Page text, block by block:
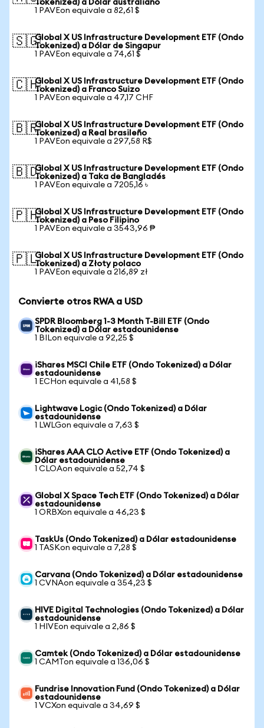
Tokenized) a Dólar australiano
1 PAVEon equivale a 82,61 $
🇸🇬Global X US Infrastructure Development ETF (Ondo
Tokenized) a Dólar de Singapur
1 PAVEon equivale a 74,61 $
🇨🇭Global X US Infrastructure Development ETF (Ondo
Tokenized) a Franco Suizo
1 PAVEon equivale a 47,17 CHF
🇧🇷Global X US Infrastructure Development ETF (Ondo
Tokenized) a Real brasileño
1 PAVEon equivale a 297,58 R$
🇧🇩Global X US Infrastructure Development ETF (Ondo
Tokenized) a Taka de Bangladés
1 PAVEon equivale a 7205,16 ৳
🇵🇭Global X US Infrastructure Development ETF (Ondo
Tokenized) a Peso Filipino
1 PAVEon equivale a 3543,96 ₱
🇵🇱Global X US Infrastructure Development ETF (Ondo
Tokenized) a Złoty polaco
1 PAVEon equivale a 216,89 zł
Convierte otros RWA a USD
SPDR Bloomberg 1-3 Month T-Bill ETF (Ondo
Tokenized) a Dólar estadounidense
1 BILon equivale a 92,25 $
iShares MSCI Chile ETF (Ondo Tokenized) a Dólar
estadounidense
1 ECHon equivale a 41,58 $
Lightwave Logic (Ondo Tokenized) a Dólar
estadounidense
1 LWLGon equivale a 7,63 $
iShares AAA CLO Active ETF (Ondo Tokenized) a
Dólar estadounidense
1 CLOAon equivale a 52,74 $
Global X Space Tech ETF (Ondo Tokenized) a Dólar
estadounidense
1 ORBXon equivale a 46,23 $
TaskUs (Ondo Tokenized) a Dólar estadounidense
1 TASKon equivale a 7,28 $
Carvana (Ondo Tokenized) a Dólar estadounidense
1 CVNAon equivale a 354,23 $
HIVE Digital Technologies (Ondo Tokenized) a Dólar
estadounidense
1 HIVEon equivale a 2,86 $
Camtek (Ondo Tokenized) a Dólar estadounidense
1 CAMTon equivale a 136,06 $
Fundrise Innovation Fund (Ondo Tokenized) a Dólar
estadounidense
1 VCXon equivale a 34,69 $